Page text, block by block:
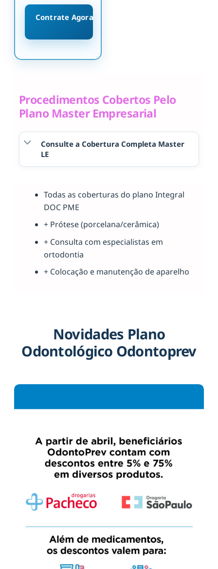
Contrate Agora
Procedimentos Cobertos Pelo
Plano Master Empresarial
Consulte a Cobertura Completa Master
LE
Todas as coberturas do plano Integral
DOC PME
+ Prótese (porcelana/cerâmica)
+ Consulta com especialistas em
ortodontia
+ Colocação e manutenção de aparelho
Novidades Plano
Odontológico Odontoprev